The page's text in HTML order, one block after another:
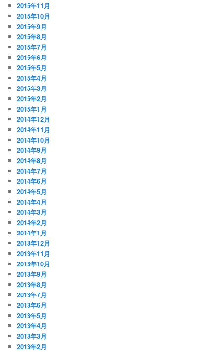
2015年11月
2015年10月
2015年9月
2015年8月
2015年7月
2015年6月
2015年5月
2015年4月
2015年3月
2015年2月
2015年1月
2014年12月
2014年11月
2014年10月
2014年9月
2014年8月
2014年7月
2014年6月
2014年5月
2014年4月
2014年3月
2014年2月
2014年1月
2013年12月
2013年11月
2013年10月
2013年9月
2013年8月
2013年7月
2013年6月
2013年5月
2013年4月
2013年3月
2013年2月